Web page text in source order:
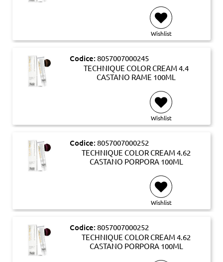
Wishlist
Codice: 8057007000245
TECHNIQUE COLOR CREAM 4.4
CASTANO RAME 100ML
Wishlist
Codice: 8057007000252
TECHNIQUE COLOR CREAM 4.62
CASTANO PORPORA 100ML
Wishlist
Codice: 8057007000252
TECHNIQUE COLOR CREAM 4.62
CASTANO PORPORA 100ML